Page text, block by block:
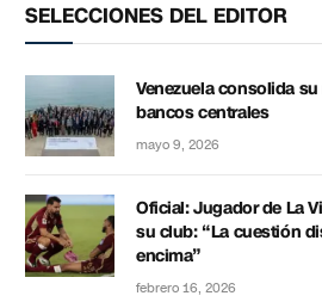
SELECCIONES DEL EDITOR
Venezuela consolida
bancos centrales
mayo 9, 2026
Oficial: Jugador de La
su club: “La cuestión
encima”
febrero 16, 2026